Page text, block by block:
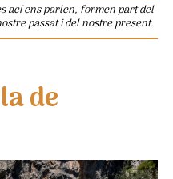
ací ens parlen, formen part del
passat i del nostre present.
de